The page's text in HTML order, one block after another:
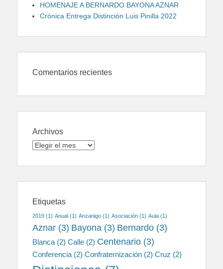
HOMENAJE A BERNARDO BAYONA AZNAR
Crónica Entrega Distinción Luis Pinilla 2022
Comentarios recientes
Archivos
Archivos
Etiquetas
2019 (1) Anual (1) Anzanigo (1) Asociación (1) Aula (1)
Aznar (3) Bayona (3) Bernardo (3)
Blanca (2) Calle (2) Centenario (3)
Conferencia (2) Confraternización (2) Cruz (2)